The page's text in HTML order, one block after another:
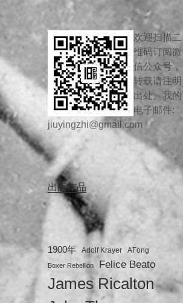
欢迎扫描二
维码订阅微
信公众号，
转载请注明
出处。我的
电子邮件:
jiuyingzhi@gmail.com
出版作品
1900年 Adolf Krayer AFong
Boxer Rebellion Felice Beato
James Ricalton